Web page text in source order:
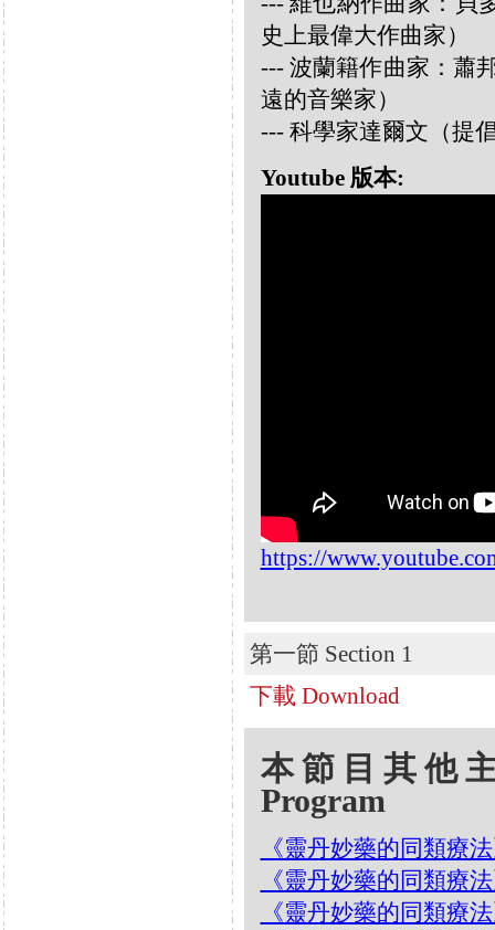
史上最偉大作曲家）
--- 波蘭籍作曲家：蕭
遠的音樂家）
--- 科學家達爾文（提
Youtube 版本:
https://
第一節 Section 1
下載 Download
本節目其他
Program
《靈丹妙藥的同類療
《靈丹妙藥的同類療
《靈丹妙藥的同類療